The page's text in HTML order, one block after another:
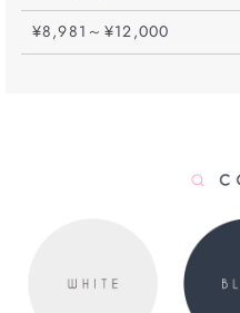
¥8,981～¥12,000